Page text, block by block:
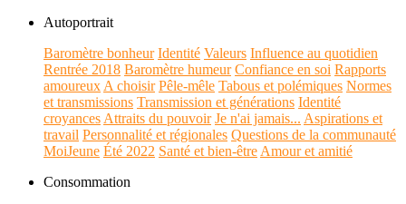
Autoportrait
Baromètre bonheur Identité Valeurs Influence au quotidien
Rentrée 2018 Baromètre humeur Confiance en soi Rapports
amoureux A choisir Pêle-mêle Tabous et polémiques Normes
et transmissions Transmission et générations Identité
croyances Attraits du pouvoir Je n'ai jamais... Aspirations et
travail Personnalité et régionales Questions de la communauté
MoiJeune Été 2022 Santé et bien-être Amour et amitié
Consommation